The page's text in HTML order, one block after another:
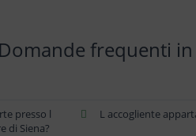
Domande frequenti
presso l
di Siena?
L accogliente